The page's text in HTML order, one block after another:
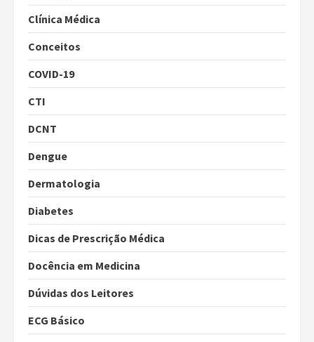
Clínica Médica
Conceitos
COVID-19
CTI
DCNT
Dengue
Dermatologia
Diabetes
Dicas de Prescrição Médica
Docência em Medicina
Dúvidas dos Leitores
ECG Básico